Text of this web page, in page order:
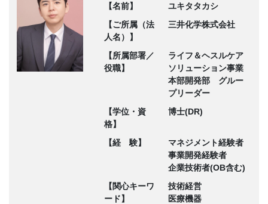
【名前】
ユキタタカシ
【ご所属（法
人名）】
三井化学株式会社
【所属部署／
役職】
ライフ＆ヘスルケア
ソリューション事業
本部開発部 グルー
プリーダー
【学位・資
格】
博士(DR)
【経 験】
マネジメント経験者
事業開発経験者
企業技術者(OB含む)
【関心キーワ
ード】
技術経営
医療機器